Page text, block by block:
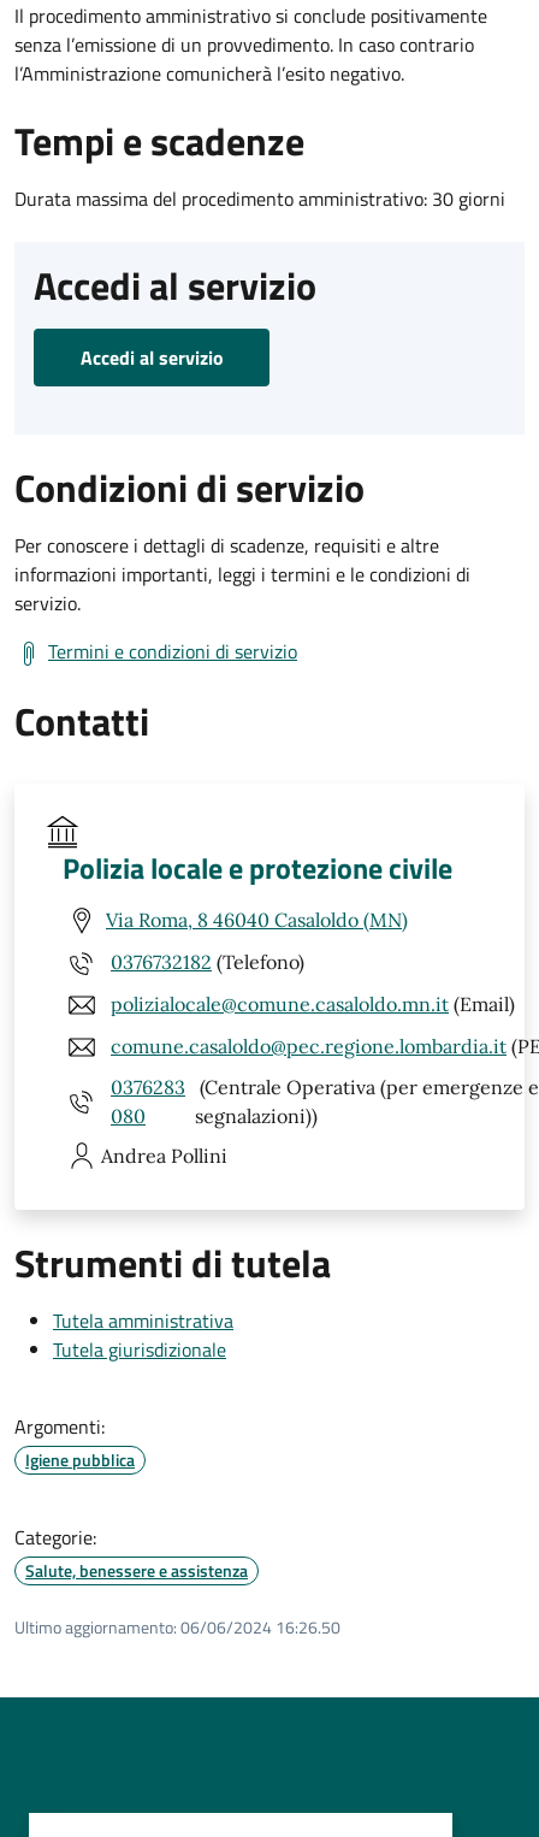
Il procedimento amministrativo si conclude positivamente
senza l’emissione di un provvedimento. In caso contrario
l’Amministrazione comunicherà l’esito negativo.
Tempi e scadenze
Durata massima del procedimento amministrativo: 30 giorni
Accedi al servizio
Accedi al servizio
Condizioni di servizio
Per conoscere i dettagli di scadenze, requisiti e altre
informazioni importanti, leggi i termini e le condizioni di
servizio.
Termini e condizioni di servizio
Contatti
Polizia locale e protezione civile
Via Roma, 8 46040 Casaloldo (MN)
0376732182 (Telefono)
polizialocale@comune.casaloldo.mn.it (Email)
comune.casaloldo@pec.regione.lombardia.it
0376283
080
(Centrale Operativa (per emergenze e
segnalazioni))
Andrea Pollini
Strumenti di tutela
Tutela amministrativa
Tutela giurisdizionale
Argomenti:
Igiene pubblica
Categorie:
Salute, benessere e assistenza
Ultimo aggiornamento:06/06/2024 16:26.50